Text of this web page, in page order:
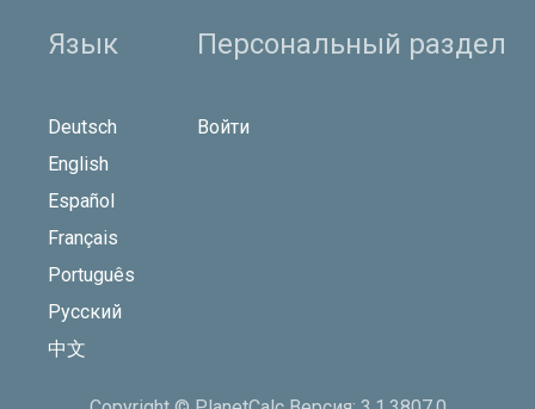
Язык
Deutsch
English
Español
Français
Português
Русский
中文
Персональный раздел
Войти